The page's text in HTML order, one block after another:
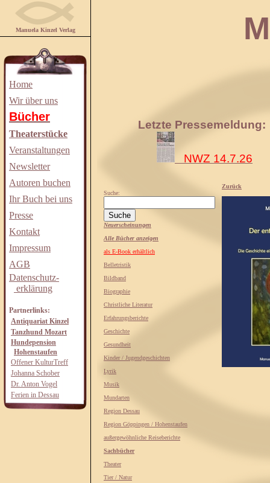
Manuela Kinzel Verlag
Home
Wir über uns
Bücher
Theaterstücke
Veranstaltungen
Newsletter
Autoren buchen
Ihr Buch bei uns
Presse
Kontakt
Impressum
AGB
Datenschutz-
erklärung
Partnerlinks:
Antiquariat Kinzel
Tanzhund Mozart
Hundepension
Hohenstaufen
Offener KulturTreff
Johanna Schober
Dr. Anton Vogel
Ferien in Dessau
Letzte Pressemeldung:
NWZ 14.7.26
Suche:
Neuerscheinungen
Alle Bücher anzeigen
als E-Book erhältlich
Belletristik
Bildband
Biographie
Christliche Literatur
Erfahrungsberichte
Geschichte
Gesundheit
Kinder / Jugendgeschichten
Lyrik
Musik
Mundarten
Region Dessau
Region Göppingen / Hohenstaufen
außergewöhnliche Reiseberichte
Sachbücher
Theater
Tier / Natur
Zurück